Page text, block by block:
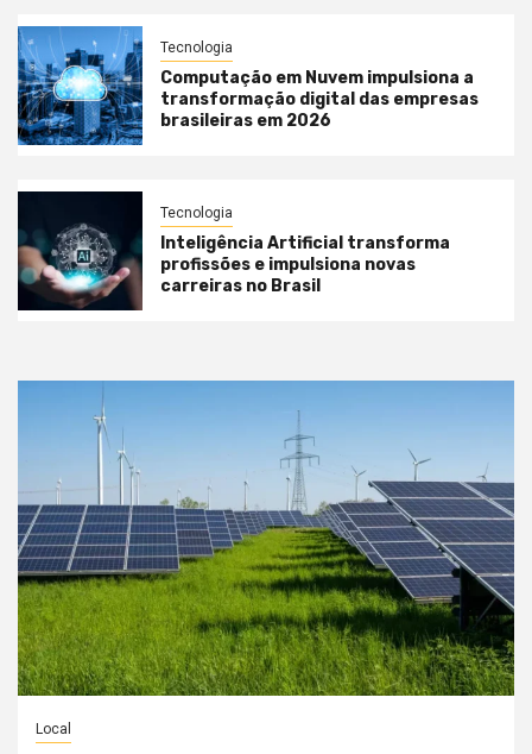
Tecnologia
Computação em Nuvem impulsiona a
transformação digital das empresas
brasileiras em 2026
Tecnologia
Inteligência Artificial transforma
profissões e impulsiona novas
carreiras no Brasil
Local